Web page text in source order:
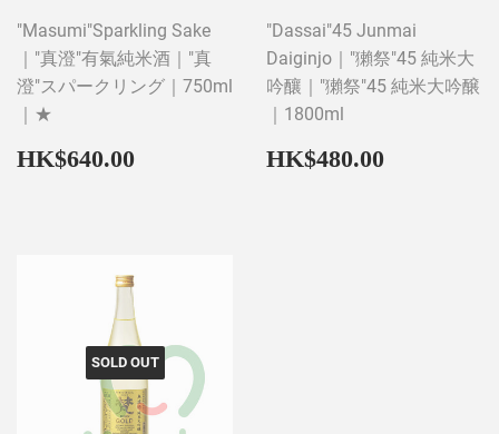
"Masumi"Sparkling Sake
｜"真澄"有氣純米酒｜"真
澄"スパークリング｜750ml
｜★
Regular
price
HK$640.00 HK$640.00
"Dassai"45 Junmai
Daiginjo｜"獺祭"45 純米大
吟釀｜"獺祭"45 純米大吟醸
｜1800ml
Regular
price
HK$480.00
SOLD OUT